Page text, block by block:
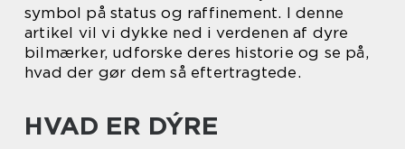
symbol på status og raffinement. I denne
artikel vil vi dykke ned i verdenen af dyre
bilmærker, udforske deres historie og se på,
hvad der gør dem så eftertragtede.
HVAD ER DÝRE